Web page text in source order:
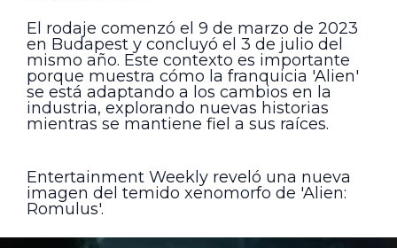
El rodaje comenzó el 9 de marzo de 2023
en Budapest y concluyó el 3 de julio del
mismo año. Este contexto es importante
porque muestra cómo la franquicia 'Alien'
se está adaptando a los cambios en la
industria, explorando nuevas historias
mientras se mantiene fiel a sus raíces.
Entertainment Weekly reveló una nueva
imagen del temido xenomorfo de 'Alien:
Romulus'.